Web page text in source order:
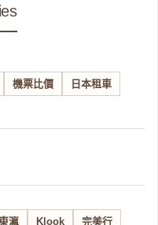
機票比價 日本租車
瀛 Klook 完美行